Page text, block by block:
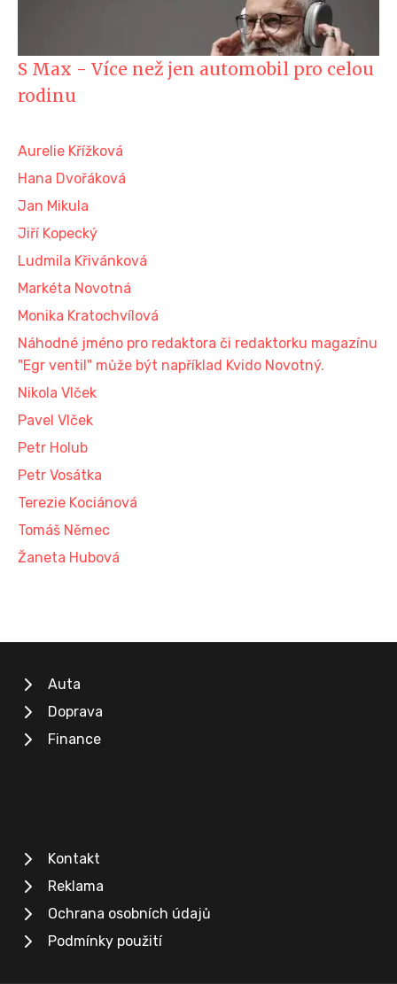
S Max - Více než jen automobil pro celou
rodinu
Aurelie Křížková
Hana Dvořáková
Jan Mikula
Jiří Kopecký
Ludmila Křivánková
Markéta Novotná
Monika Kratochvílová
Náhodné jméno pro redaktora či redaktorku magazínu
"Egr ventil" může být například Kvido Novotný.
Nikola Vlček
Pavel Vlček
Petr Holub
Petr Vosátka
Terezie Kociánová
Tomáš Němec
Žaneta Hubová
Auta
Doprava
Finance
Kontakt
Reklama
Ochrana osobních údajů
Podmínky použití